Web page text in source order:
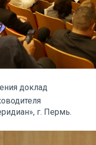
доклад
г. Пермь.